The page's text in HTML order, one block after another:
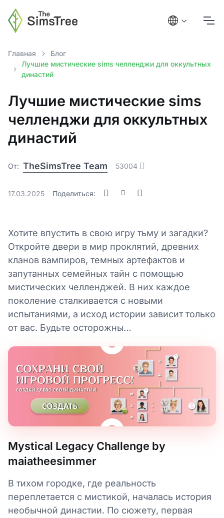
Главная
Блог
Лучшие мистические sims челленджи для оккультных
династий
Лучшие мистические sims
челленджи для оккультных
династий
От: TheSimsTree Team 53004
17.03.2025 Поделиться:
Хотите впустить в свою игру тьму и загадки?
Откройте двери в мир проклятий, древних
кланов вампиров, темных артефактов и
запутанных семейных тайн с помощью
мистических челленджей. В них каждое
поколение сталкивается с новыми
испытаниями, а исход истории зависит только
от вас. Будьте осторожны…
Mystical Legacy Challenge by
maiatheesimmer
В тихом городке, где реальность
переплетается с мистикой, началась история
необычной династии. По сюжету, первая